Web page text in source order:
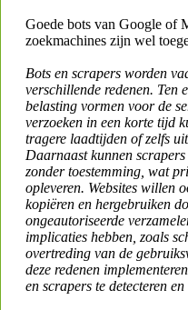
Goede bots van Google of
zoekmachines zijn wel
Bots en scrapers worden
verschillende redenen. Ten
belasting vormen voor de
verzoeken in een korte tijd
tragere laadtijden of zelfs
Daarnaast kunnen
zonder toestemming, wat
opleveren. Websites willen
kopiëren en hergebruiken
ongeautoriseerde
implicaties hebben, zoals
overtreding van de
deze redenen
en scrapers te detecteren